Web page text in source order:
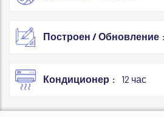
Построен / Обновление
Кондиционер 12 час